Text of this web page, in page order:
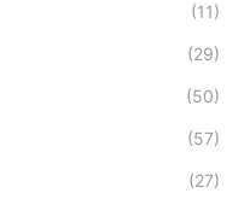
(11)
(29)
(50)
(57)
(27)